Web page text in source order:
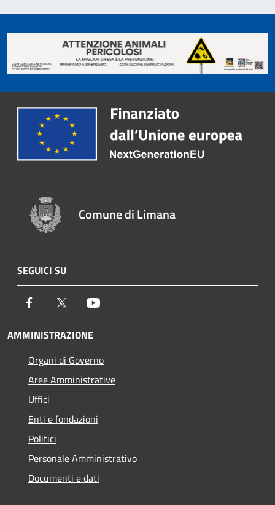
Comune di Limana
SEGUICI SU
Facebook Twitter
AMMINISTRAZIONE
Organi di Governo
Aree Amministrative
Uffici
Enti e fondazioni
Politici
Personale Amministrativo
Documenti e dati